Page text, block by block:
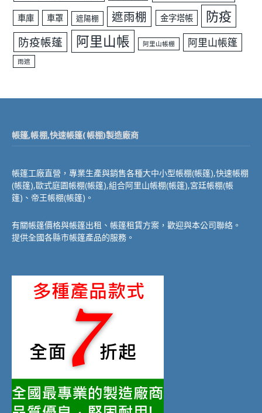
車庫 車罩 遮陽棚 遮雨棚 金字塔帳 防疫
防疫帳蓬 阿里山帳 阿里山帳棚 阿里山帳篷
雨遮
帳篷,帳棚,快速帳篷(帳棚)製造廠商
帳篷工廠直營，專業生產與銷售各種大中小型帳棚(帳篷),快速帳棚
(帳篷),歐式庭園帳棚(帳篷),組合阿里山帳棚(帳篷),宮廷帳棚(帳
篷)、帝王帳棚(帳篷)。
有關帳篷價格與帳篷出租、帳篷租賃方案，歡迎與本公司聯絡。
提供全國各縣市帳篷產品的服務。